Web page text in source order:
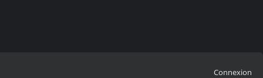
Connexion